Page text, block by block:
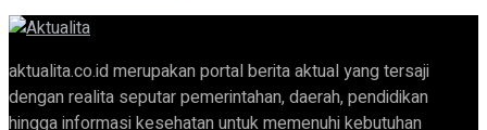
aktualita.co.id merupakan portal berita aktual yang tersaji
dengan realita seputar pemerintahan, daerah, pendidikan
hingga informasi kesehatan untuk memenuhi kebutuhan